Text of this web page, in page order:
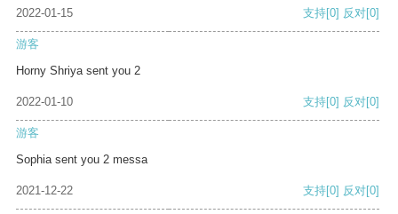
2022-01-15 支持[0] 反对[0]
游客
Horny Shriya sent you 2
2022-01-10 支持[0] 反对[0]
游客
Sophia sent you 2 messa
2021-12-22 支持[0] 反对[0]